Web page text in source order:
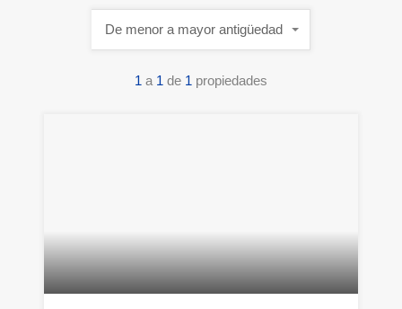
1 a 1 de 1 propiedades
De menor a mayor antigüedad